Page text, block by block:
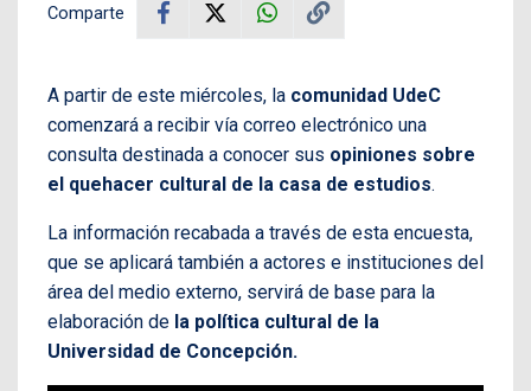
Comparte
A partir de este miércoles, la comunidad UdeC
comenzará a recibir vía correo electrónico una
consulta destinada a conocer sus opiniones sobre
el quehacer cultural de la casa de estudios.
La información recabada a través de esta encuesta,
que se aplicará también a actores e instituciones del
área del medio externo, servirá de base para la
elaboración de la política cultural de la
Universidad de Concepción.